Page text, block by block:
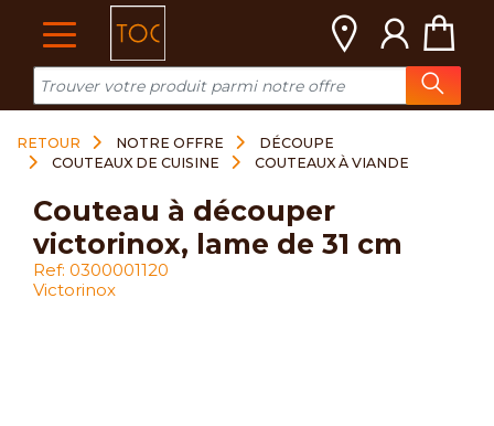
RETOUR NOTRE OFFRE
DÉCOUPE
COUTEAUX DE CUISINE
COUTEAUX À VIANDE
couteau à découper
victorinox, lame de 31 cm
Ref: 0300001120
Victorinox
Cookies management panel